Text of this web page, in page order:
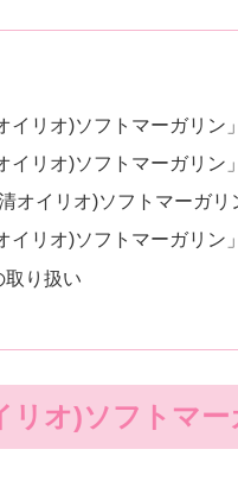
イリオ)ソフトマーガリン
イリオ)ソフトマーガリ
清オイリオ)ソフトマーガ
イリオ)ソフトマーガリン
取り扱い
リオ)ソフトマ